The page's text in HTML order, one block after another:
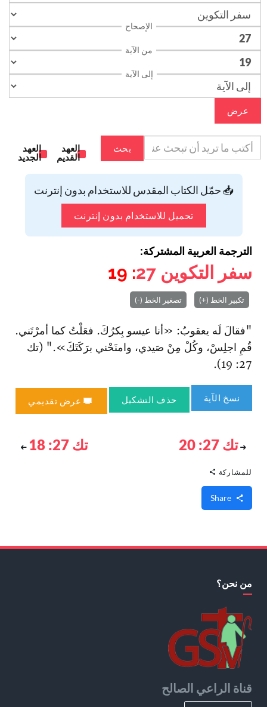
الإصحاح
من الآية
إلى الآية
عرض
بحث
العهد
القديم
العهد
الجديد
📥 حمّل الكتاب المقدس للاستخدام بدون إنترنت
تحميل للاستخدام بدون إنترنت
الترجمة العربية المشتركة:
سفر التكوين 27
: 19
تكبير الخط (+) تصغير الخط (-)
"فقالَ لَه يعقوبُ: «أنا عيسو بِكرُكَ. فعَلْتُ كما أمرْتَني.
قُمِ ا‏جلِسْ، وكُلْ مِنْ صَيدي، وا‏منَحْني برَكَتَكَ»." (تك
27: 19).
نسخ الآية حذف التشكيل عرض تقديمي
تك 27: 20 تك 27: 18
للمشاركة
من نحن؟
قناة الراعي الصالح